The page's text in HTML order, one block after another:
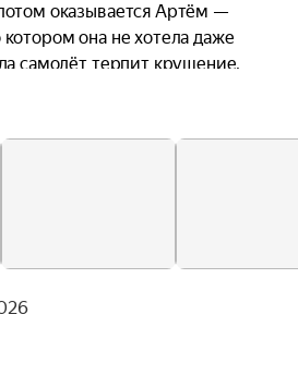
оказывается Артём —
она не хотела даже
самолёт терпит крушение,
прыгать без подготовки.
подвешены над горной